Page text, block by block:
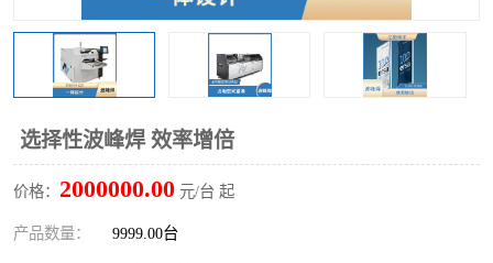
选择性波峰焊 效率增倍
价格： 2000000.00 元/台 起
产品数量： 9999.00台